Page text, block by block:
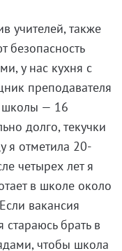
учителей, также
безопасность
у нас кухня с
преподавателя
школы — 16
долго, текучки
я отметила 20-
четырех лет я
в школе около
вакансия
стараюсь брать в
чтобы школа